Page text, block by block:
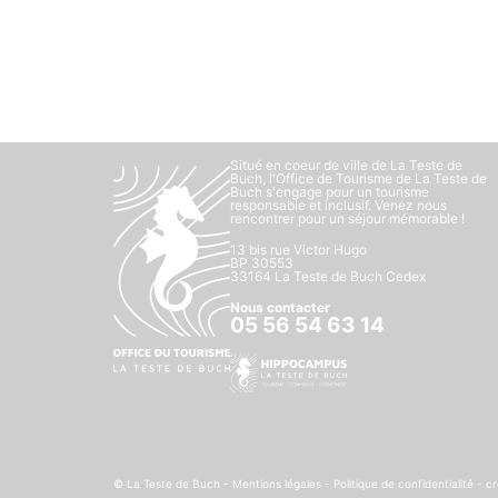
Situé en coeur de ville de La Teste de
Buch, l'Office de Tourisme de La Teste de
Buch s'engage pour un tourisme
responsable et inclusif. Venez nous
rencontrer pour un séjour mémorable !
13 bis rue Victor Hugo
BP 30553
33164 La Teste de Buch Cedex
Nous contacter
05 56 54 63 14
© La Teste de Buch - Mentions légales - Politique de confidentialité -